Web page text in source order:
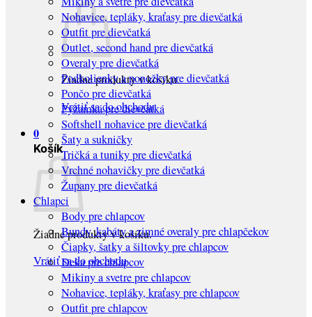
Žiadne produkty v košíku.
Vrátiť sa do obchodu
0
Košík
Žiadne produkty v košíku.
Vrátiť sa do obchodu
Nohavice, tepláky, kraťasy pre dievčatká
Outfit pre dievčatká
Outlet, second hand pre dievčatká
Overaly pre dievčatká
Podkolienky a ponožky pre dievčatká
Pončo pre dievčatká
Pyžamká pre dievčatká
Softshell nohavice pre dievčatká
Šaty a sukničky
Tričká a tuniky pre dievčatká
Vrchné nohavičky pre dievčatká
Župany pre dievčatká
Chlapci
Body pre chlapcov
Bundy, kabáty a zimné overaly pre chlapčekov
Čiapky, šatky a šiltovky pre chlapcov
Deka pre chlapcov
Mikiny a svetre pre chlapcov
Nohavice, tepláky, kraťasy pre chlapcov
Outfit pre chlapcov